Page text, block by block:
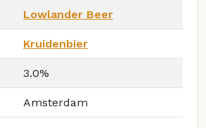
Lowlander Beer
Kruidenbier
3.0%
Amsterdam